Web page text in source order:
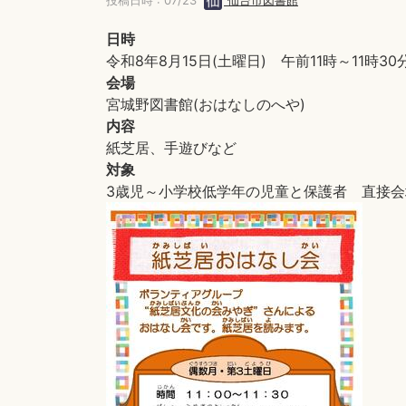
日時
令和8年8月15日(土曜日) 午前11時～11時30
会場
宮城野図書館(おはなしのへや)
内容
紙芝居、手遊びなど
対象
3歳児～小学校低学年の児童と保護者 直接